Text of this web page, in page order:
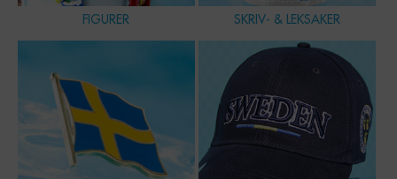
FIGURER SKRIV- & LEKSAKER